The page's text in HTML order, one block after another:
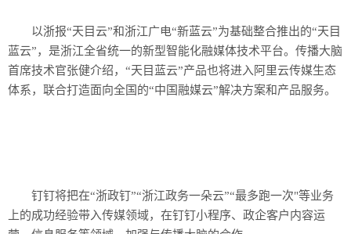
以浙报“天目云”和浙江广电“新蓝云”为基础整合推出的“天目
蓝云”，是浙江全省统一的新型智能化融媒体技术平台。传播大脑
首席技术官张健介绍，“天目蓝云”产品也将进入阿里云传媒生态
体系，联合打造面向全国的“中国融媒云”解决方案和产品服务。
钉钉将把在“浙政钉”“浙江政务一朵云”“最多跑一次"等业务
上的成功经验带入传媒领域，在钉钉小程序、政企客户内容运